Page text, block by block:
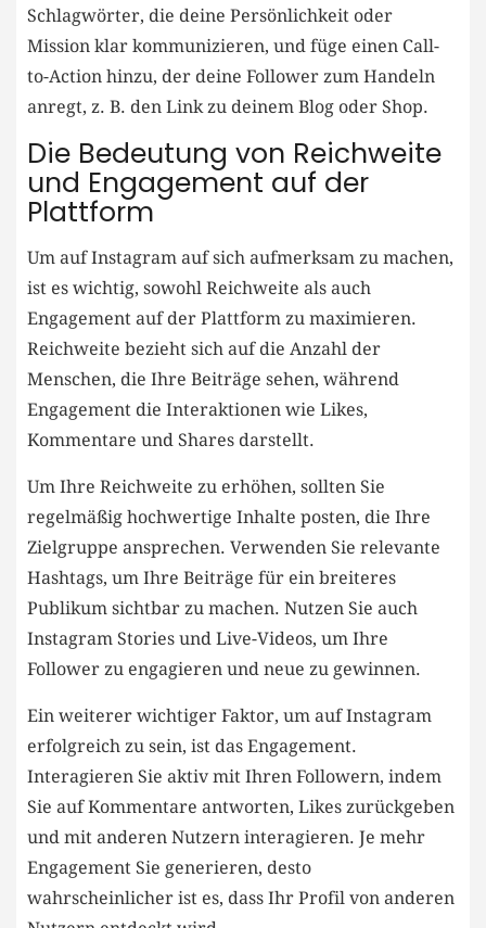
Schlagwörter, die deine Persönlichkeit ‍oder
Mission klar kommunizieren, und ⁣füge einen Call-
to-Action hinzu, der deine Follower zum ‍Handeln
‌anregt, z.⁣ B. den Link zu deinem Blog oder Shop.
Die⁤ Bedeutung von Reichweite
und Engagement auf der⁤
Plattform
Um‌ auf ​Instagram auf sich‍ aufmerksam zu machen,
⁣ist es⁤ wichtig, sowohl Reichweite⁣ als auch
⁤Engagement⁣ auf der Plattform ⁤zu maximieren.
Reichweite bezieht​ sich auf ⁢die Anzahl der
Menschen, die​ Ihre Beiträge‌ sehen, während
Engagement die⁣ Interaktionen wie​ Likes,
Kommentare und​ Shares⁣ darstellt.
Um Ihre Reichweite zu erhöhen, sollten Sie
regelmäßig hochwertige Inhalte posten, die Ihre
Zielgruppe‌ ansprechen. Verwenden⁤ Sie⁣ relevante​
Hashtags, um Ihre Beiträge für⁢ ein breiteres
⁣Publikum sichtbar zu ⁢machen. Nutzen ‌Sie auch‍
Instagram⁤ Stories und Live-Videos,⁢ um Ihre
Follower ‍zu engagieren und neue zu gewinnen.
Ein ⁤weiterer wichtiger Faktor, ⁤um auf Instagram
⁤erfolgreich zu sein, ⁤ist das Engagement.
Interagieren Sie aktiv mit Ihren Followern,​ indem
Sie auf Kommentare antworten, Likes zurückgeben
und⁤ mit anderen Nutzern ⁢interagieren. Je⁢ mehr
Engagement Sie generieren, desto​
wahrscheinlicher ist ‍es, dass Ihr Profil von anderen